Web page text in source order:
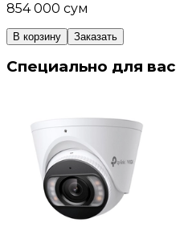
854 000 сум
В корзину Заказать
Специально для вас